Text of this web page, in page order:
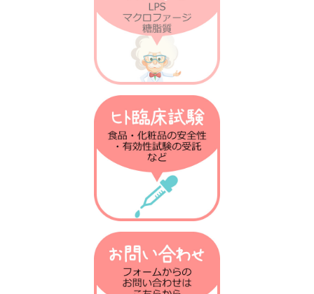
第24回 腸内細菌の話
第22回 アルツハイマーの話
第21回 発熱の話
第20回 がん免疫の話
第19回 衛生仮説の話
第18回 乳酸菌との話
第17回 ノーベル賞の話
第15回 肝臓の話
第14回 火傷の話
第13回 抗菌物質の話
第12回 植物の話